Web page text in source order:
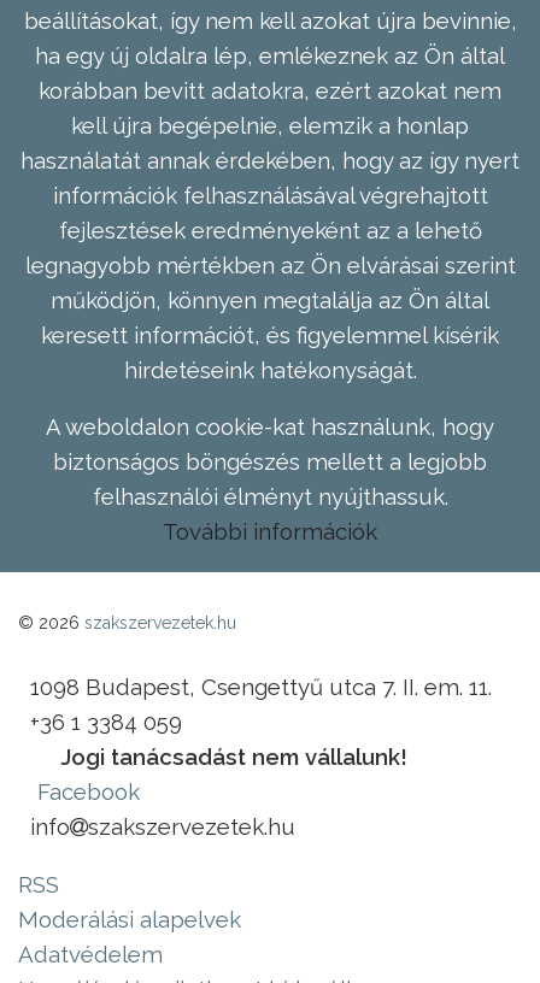
beállításokat, így nem kell azokat újra bevinnie,
ha egy új oldalra lép, emlékeznek az Ön által
korábban bevitt adatokra, ezért azokat nem
kell újra begépelnie, elemzik a honlap
használatát annak érdekében, hogy az így nyert
információk felhasználásával végrehajtott
fejlesztések eredményeként az a lehető
legnagyobb mértékben az Ön elvárásai szerint
működjön, könnyen megtalálja az Ön által
keresett információt, és figyelemmel kísérik
hirdetéseink hatékonyságát.
A weboldalon cookie-kat használunk, hogy
biztonságos böngészés mellett a legjobb
felhasználói élményt nyújthassuk.
További információk
© 2026 szakszervezetek.hu
1098 Budapest, Csengettyű utca 7. II. em. 11.
+36 1 3384 059
Jogi tanácsadást nem vállalunk!
Facebook
info
szakszervezetek.hu
RSS
Moderálási alapelvek
Adatvédelem